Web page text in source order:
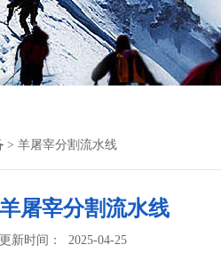
> 羊屠宰分割流水线
羊屠宰分割流水线
更新时间： 2025-04-25